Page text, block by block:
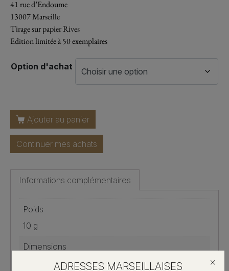
41 rue d’Endoume
13007 Marseille
Tirage sur papier Rives
Edition limitée à 50 exemplaires
Option d'achat
Ajouter au panier
Continuer mes achats
Informations complémentaires
Poids
10 g
Dimensions
21 × 15 cm
×
ADRESSES MARSEILLAISES